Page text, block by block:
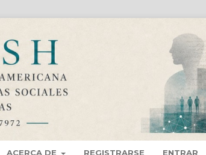
ACERCA DE REGISTRARSE ENTRAR